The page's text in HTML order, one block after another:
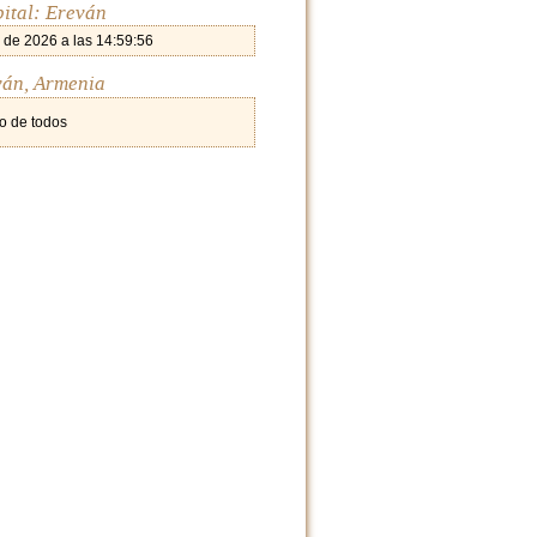
Ereván
2026 a las 14:59:56
Armenia
de todos